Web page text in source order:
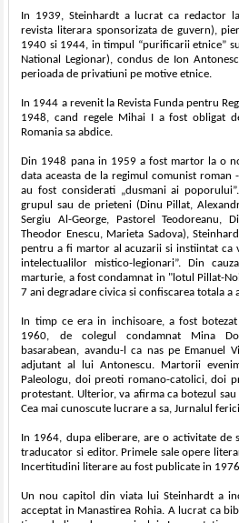
In 1939, Steinhardt a lucrat ca redactor
revista literara sponsorizata de guvern),
1940 si 1944, in timpul “purificarii etnice”
National Legionar), condus de Ion
perioada de privatiuni pe motive etnice.
In 1944 a revenit la Revista Funda pentru
1948, cand regele Mihai I a fost obligat
Romania sa abdice.
Din 1948 pana in 1959 a fost martor la o
data aceasta de la regimul comunist roman
au fost considerati „dusmani ai
grupul sau de prieteni (Dinu Pillat,
Sergiu Al-George, Pastorel Teodoreanu,
Theodor Enescu, Marieta Sadova),
pentru a fi martor al acuzarii si instiintat ca
intelectualilor mistico-legionari”. Din
marturie, a fost condamnat in "lotul Pillat-
7 ani degradare civica si confiscarea totala a
In timp ce era in inchisoare, a fost
1960, de colegul condamnat Mina
basarabean, avandu-l ca nas pe Emanuel
adjutant al lui Antonescu. Martorii
Paleologu, doi preoti romano-catolici, doi
protestant. Ulterior, va afirma ca botezul sau
Cea mai cunoscute lucrare a sa, Jurnalul
In 1964, dupa eliberare, are o activitate de
traducator si editor. Primele sale opere
Incertitudini literare au fost publicate in
Un nou capitol din viata lui Steinhardt a
acceptat in Manastirea Rohia. A lucrat ca